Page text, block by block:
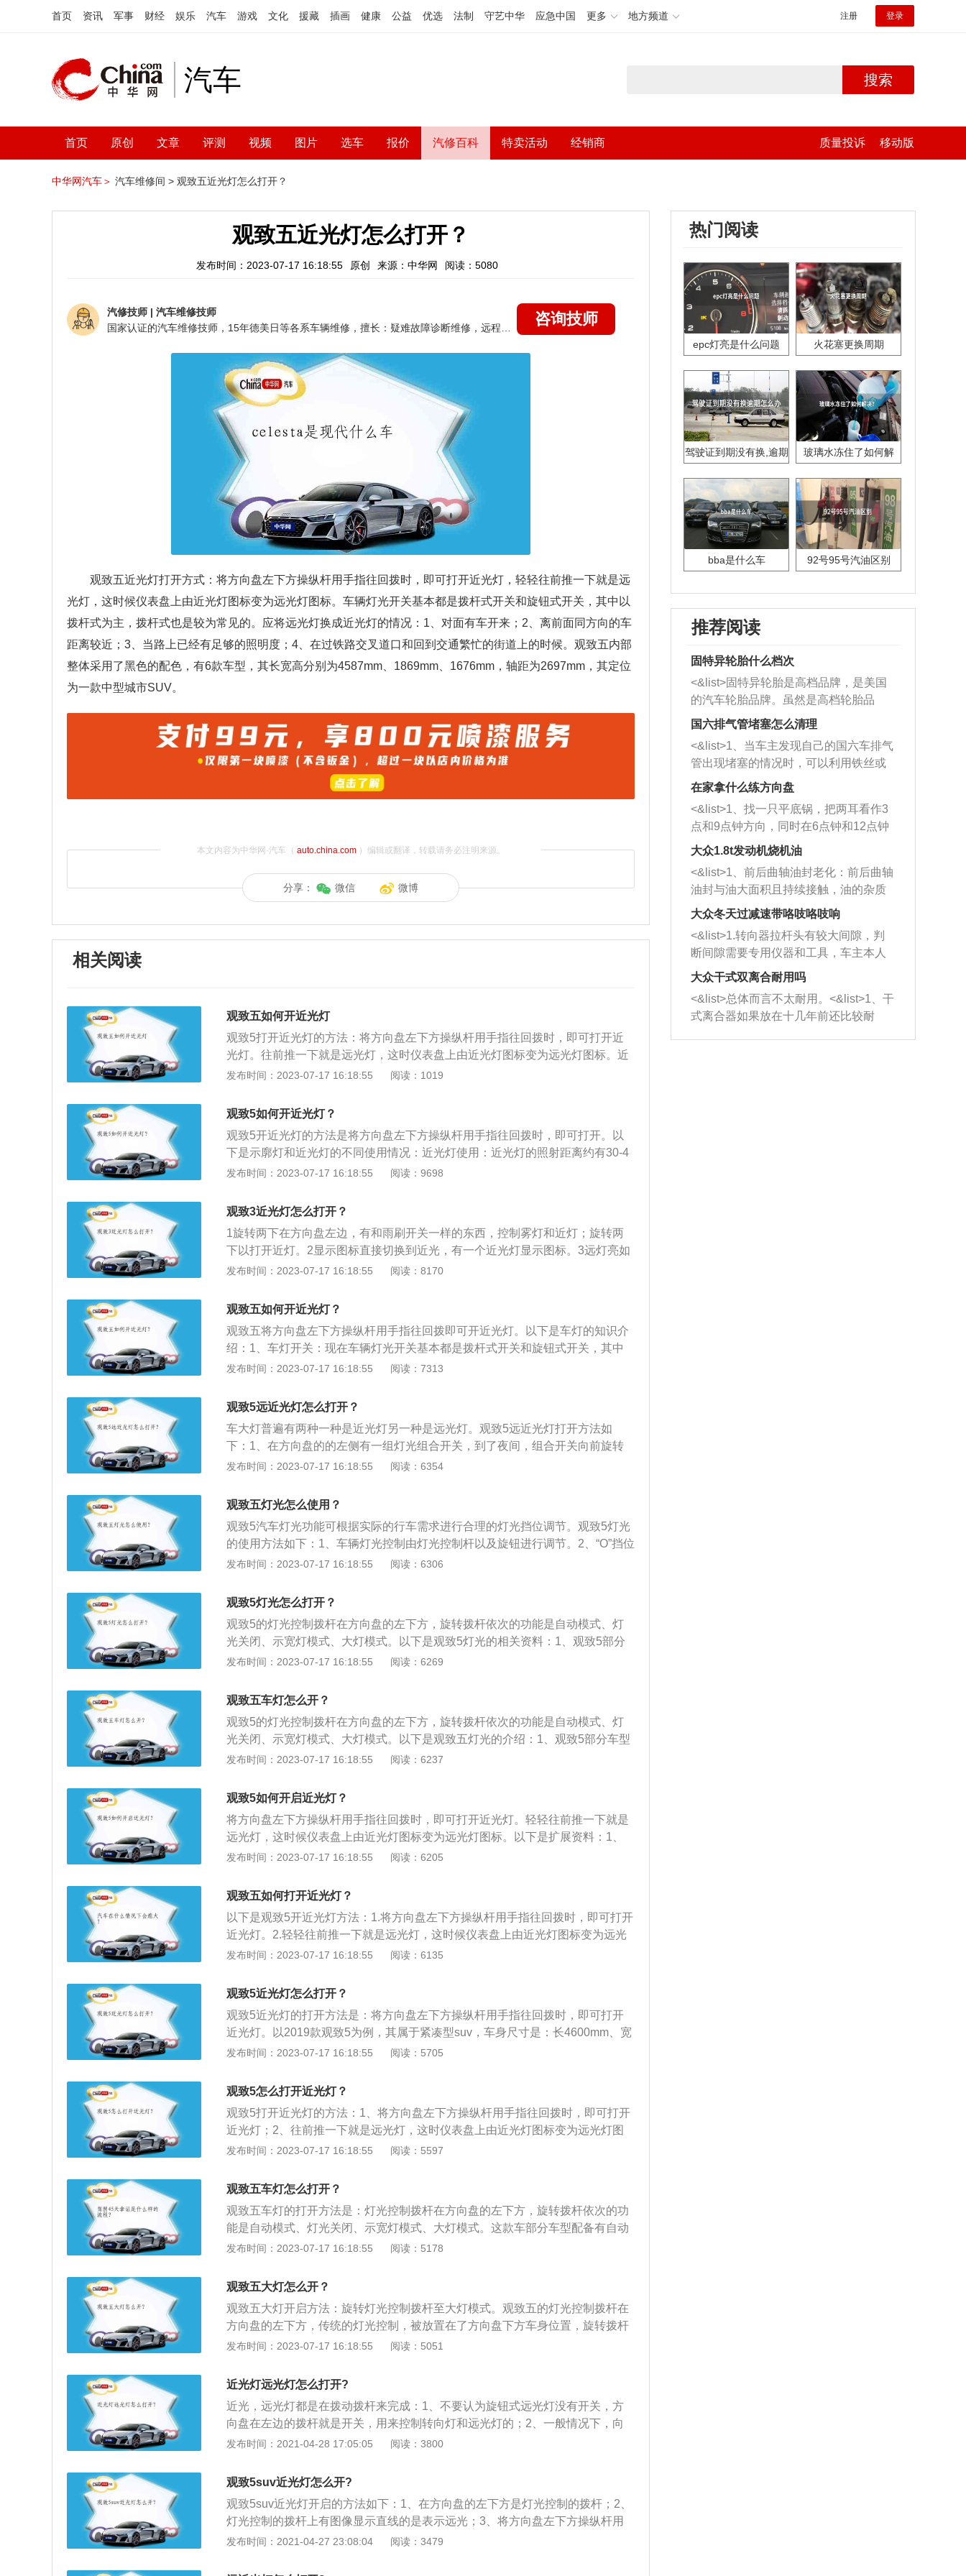
首页 资讯 军事 财经 娱乐 汽车 游戏 文化 援藏 插画 健康 公益 优选 法制 守艺中华 应急中国 更多 地方频道 注册 登录
汽车 搜索
首页 原创 文章 评测 视频 图片 选车 报价 汽修百科 特卖活动 经销商 质量投诉 移动版
中华网汽车＞ 汽车维修间 > 观致五近光灯怎么打开？
观致五近光灯怎么打开？
发布时间：2023-07-17 16:18:55 原创 来源：中华网 阅读：5080
汽修技师 | 汽车维修技师
咨询技师
观致五近光灯打开方式：将方向盘左下方操纵杆用手指往回拨时，即可打开近光灯，轻轻往前推一下就是远
光灯，这时候仪表盘上由近光灯图标变为远光灯图标。车辆灯光开关基本都是拨杆式开关和旋钮式开关，其中以
拨杆式为主，拨杆式也是较为常见的。应将远光灯换成近光灯的情况：1、对面有车开来；2、离前面同方向的车
距离较近；3、当路上已经有足够的照明度；4、在过铁路交叉道口和回到交通繁忙的街道上的时候。观致五内部
整体采用了黑色的配色，有6款车型，其长宽高分别为4587mm、1869mm、1676mm，轴距为2697mm，其定位
为一款中型城市SUV。
本文内容为中华网·汽车（ auto.china.com）编辑或翻译，转载请务必注明来源。
分享： 微信 微博
相关阅读
观致五如何开近光灯
观致5打开近光灯的方法：将方向盘左下方操纵杆用手指往回拨时，即可打开近
光灯。往前推一下就是远光灯，这时仪表盘上由近光灯图标变为远光灯图标。近
光灯就是为了近距离照明，设计要求就是照射范围大（160度），照射距离短，
台布局及方向盘造型延续观致家族式的设计风格。以下情况须打开近光灯：1、
在天黑没有路灯的地段开车。2、在傍晚天色较暗或黎明曙光初现时开车。3、如
果赶上大雾、下雪或大雨天气，视线受阻，那么即使在白天也须打开近光灯。
4、在一些路段虽然有照明设备，但亮度不够，这时也须打开近光灯。
发布时间：2023-07-17 16:18:55 阅读：1019
观致5如何开近光灯？
观致5开近光灯的方法是将方向盘左下方操纵杆用手指往回拨时，即可打开。以
下是示廓灯和近光灯的不同使用情况：近光灯使用：近光灯的照射距离约有30-4
0米左右。在没有中心隔离设施或者没有中心线的道路上，夜间会车应当在距相
光灯；机动车在夜间没有路灯、照明不良或者遇有雾、雨、雪、沙尘、冰雹等低
能见度情况下行驶时，同方向行驶的后车与前车近距离行驶时，应使用近光灯；
机动车在夜间通过急弯、坡路、拱桥、人行横道或者没有交通信号灯控制的路口
时，应当交替使用远近光灯示意；夜间车辆通过照明条件好的路段，应使用近光
灯。示廓灯使用：在雾天开车，阴雨天气开车，夜间开车，傍晚行驶时必须打开
发布时间：2023-07-17 16:18:55 阅读：9698
观致3近光灯怎么打开？
1旋转两下在方向盘左边，有和雨刷开关一样的东西，控制雾灯和近灯；旋转两
下以打开近灯。2显示图标直接切换到近光，有一个近光灯显示图标。3远灯亮如
果远灯亮，方向盘左边左转向灯控制杆向下，仪表就会显示远灯指示灯。4拨两
替。
发布时间：2023-07-17 16:18:55 阅读：8170
观致五如何开近光灯？
观致五将方向盘左下方操纵杆用手指往回拨即可开近光灯。以下是车灯的知识介
绍：1、车灯开关：现在车辆灯光开关基本都是拨杆式开关和旋钮式开关，其中
以拨杆式为主。驾驶员在夜间行车，可能自己也不确定开的是远光灯还是近光
其实很明显，近光灯图标的光线线条是朝下，而远光灯的光线线条是直直往前。
2、注意事项：不要误将远光灯当近光灯用。碰到以下几种情况，应立即将远光
灯换成近光灯。一是对面有车开来；二是离前面同方向的车距离较近；三是当路
上已经有足够的照明度；四是在过铁路交叉道口和回到交通繁忙的街道上的时
候。
发布时间：2023-07-17 16:18:55 阅读：7313
观致5远近光灯怎么打开？
车大灯普遍有两种一种是近光灯另一种是远光灯。观致5远近光灯打开方法如
下：1、在方向盘的的左侧有一组灯光组合开关，到了夜间，组合开关向前旋转
一格是打开仪表盘灯光在旋转一格是近光灯。近光灯在夜晚道路有路灯的时候打
2、在路边没有路灯或者道路笔直遥远的视线较暗的夜晚开启远光灯，再向前旋
转一格就是远光灯。
发布时间：2023-07-17 16:18:55 阅读：6354
观致五灯光怎么使用？
观致5汽车灯光功能可根据实际的行车需求进行合理的灯光挡位调节。观致5灯光
的使用方法如下：1、车辆灯光控制由灯光控制杆以及旋钮进行调节。2、“O”挡位
为关闭车辆灯光。3、旋钮调节到右侧的挡位为近光灯。4、旋钮调节到近光灯上
后雾灯。7、灯光杆向前、向后推为远光灯的使用。8、灯光杆向上、向下推为转
向灯的使用。
发布时间：2023-07-17 16:18:55 阅读：6306
观致5灯光怎么打开？
观致5的灯光控制拨杆在方向盘的左下方，旋转拨杆依次的功能是自动模式、灯
光关闭、示宽灯模式、大灯模式。以下是观致5灯光的相关资料：1、观致5部分
车型配备有自动开启大灯的功能，将大灯调整至自动模式。2、观致5的灯光控制
再拉下是后雾灯开。3、转向灯集成在外后视镜上，在即将转方向时需要提前打
发布时间：2023-07-17 16:18:55 阅读：6269
观致五车灯怎么开？
观致5的灯光控制拨杆在方向盘的左下方，旋转拨杆依次的功能是自动模式、灯
光关闭、示宽灯模式、大灯模式。以下是观致五灯光的介绍：1、观致5部分车型
配备有自动开启大灯的功能，将大灯调整至自动模式，就可以根据室外的光线自
灯光控制拨杆还集成前后雾灯开关，开启的方式是向外拉控制杆，拉一下是前雾
灯开，再拉下是后雾灯开，关闭是推进去就可以。3、转向灯集成在外后视镜
上，在即将转方向时需要提前打开转向灯。往左转向是往下拨一下灯光控制杆，
往右转向则是往上拨一下灯光控制杆。在天黑没有路灯的地段开车以及在傍晚天
色较暗或黎明曙光初现时开车，都必须打开近光灯。如果赶上大雾、下雪或大雨
发布时间：2023-07-17 16:18:55 阅读：6237
观致5如何开启近光灯？
将方向盘左下方操纵杆用手指往回拨时，即可打开近光灯。轻轻往前推一下就是
远光灯，这时候仪表盘上由近光灯图标变为远光灯图标。以下是扩展资料：1、
现在车辆灯光开关基本都是拨杆式开关和旋钮式开关，其中以拨杆式为主，也最
主可以通过仪表盘亮起的指示灯来辨别，近光灯和远光指示灯的区别其实很明
显，近光灯图标的光线线条朝下，而远光灯的光线线条直直往前。2、车主一定
要小心，不要误将远光灯当近光灯用。碰到以下几种情况，应立即将远光灯换成
近光灯。一是对面有车开来；二是离前面同方向的车距离较近；三是当路上已经
有足够的照明度；四是在过铁路交叉道口和回到交通繁忙的街道上的时候。
发布时间：2023-07-17 16:18:55 阅读：6205
观致五如何打开近光灯？
以下是观致5开近光灯方法：1.将方向盘左下方操纵杆用手指往回拨时，即可打开
近光灯。2.轻轻往前推一下就是远光灯，这时候仪表盘上由近光灯图标变为远光
灯图标。以下是相关资料：1.车辆灯光开关基本都是拨杆式开关和旋钮式开关，
远光灯还是近光灯。可以通过仪表盘亮起的指示灯来辨别，近光灯和远光指示灯
的区别其实很明显，近光灯图标的光线线条是朝下，而远光灯的光线线条是直直
往前。2.不要误将远光灯当近光灯用。碰到以下几种情况，应立即将远光灯换成
近光灯。（1）对面有车开来；（2）离前面同方向的车距离较近；（3）当路上
已经有足够的照明度；（4）在过铁路交叉道口和回到交通繁忙的街道上的时
发布时间：2023-07-17 16:18:55 阅读：6135
观致5近光灯怎么打开？
观致5近光灯的打开方法是：将方向盘左下方操纵杆用手指往回拨时，即可打开
近光灯。以2019款观致5为例，其属于紧凑型suv，车身尺寸是：长4600mm、宽
1869mm、高1658mm，轴距为2710mm，油箱容积为55l，整备质量为1580kg。
了1.6l涡轮增压发动机，最大马力是197ps，最大功率是145kw，最大扭矩是290
nm，与其匹配的是7挡双离合变速箱。
发布时间：2023-07-17 16:18:55 阅读：5705
观致5怎么打开近光灯？
观致5打开近光灯的方法：1、将方向盘左下方操纵杆用手指往回拨时，即可打开
近光灯；2、往前推一下就是远光灯，这时仪表盘上由近光灯图标变为远光灯图
标。近光灯就是为了近距离照明，设计要求就是照射范围大（160度），照射距
其中控台布局及方向盘造型延续观致家族式的设计风格。在车身尺寸方面，观致
5的长宽高分别为4587mm、1869mm、1676mm。
发布时间：2023-07-17 16:18:55 阅读：5597
观致五车灯怎么打开？
观致五车灯的打开方法是：灯光控制拨杆在方向盘的左下方，旋转拨杆依次的功
能是自动模式、灯光关闭、示宽灯模式、大灯模式。这款车部分车型配备有自动
开启大灯的功能，将大灯调整至自动模式，就可以根据室外的光线自动开启和关
的前脸采用了观致家族式设计，前大灯造型较为犀利，并在内部融入了LED光
源，车尾造型饱满，尾灯组设计具有典型的观致车型设计风格，双边共两出的排
气布局也为整车增加了运动感。
发布时间：2023-07-17 16:18:55 阅读：5178
观致五大灯怎么开？
观致五大灯开启方法：旋转灯光控制拨杆至大灯模式。观致五的灯光控制拨杆在
方向盘的左下方，传统的灯光控制，被放置在了方向盘下方车身位置，旋转拨杆
依次的功能是自动模式、灯光关闭、小灯模式、大灯模式。外观方面，观致五的
车尾部分，新车车尾造型饱满，其尾灯组设计具有典型的观致车型设计风格，而
双边共两出的排气布局也为整车增加了运动感。
发布时间：2023-07-17 16:18:55 阅读：5051
近光灯远光灯怎么打开?
近光，远光灯都是在拨动拨杆来完成：1、不要认为旋钮式远光灯没有开关，方
向盘在左边的拨杆就是开关，用来控制转向灯和远光灯的；2、一般情况下，向
发动机舱位置拨动开关，远灯一直开启，拨回停止，远光灯熄灭，恢复近光灯；
器，这通常用来提醒对面车道车辆，即近距离和远交变的灯。
发布时间：2021-04-28 17:05:05 阅读：3800
观致5suv近光灯怎么开?
观致5suv近光灯开启的方法如下：1、在方向盘的左下方是灯光控制的拨杆；2、
灯光控制的拨杆上有图像显示直线的是表示远光；3、将方向盘左下方操纵杆用
指背轻轻往前推一下就是远光灯，当把操纵杆往回拨时，仪表盘上就会显示已经
性，不同的车身构造，不同的驱动系统……这些不同点的核心终归体现在车辆不
发布时间：2021-04-27 23:08:04 阅读：3479
热门阅读
epc灯亮是什么问题 火花塞更换周期
驾驶证到期没有换,逾期
玻璃水冻住了如何解
bba是什么车 92号95号汽油区别
推荐阅读
固特异轮胎什么档次
<&list>固特异轮胎是高档品牌，是美国
的汽车轮胎品牌。虽然是高档轮胎品
牌，但是中高低端的轮胎都有生产，这
也是为了更好的开拓市场。
国六排气管堵塞怎么清理
<&list>1、当车主发现自己的国六车排气
管出现堵塞的情况时，可以利用铁丝或
者是细棍，直接将杂物给取出来，如果
堵塞情况比较严重，也可以采取应急措
施。 <&list>2、直接利用木棍将所有的
杂物推到排气管里面的位置处，然后将
三元催化器拆解开，就可以将堵塞的东
西取出来。但如果是因为积碳过多引起
的堵塞，就需要将三元催化器泡在草酸
洗剂对堵塞的情况得到解决，将清洗剂
放在燃油箱中，与燃油混合后，车辆启
动时，就可以和汽油一起进入到燃烧
室，最后形成废气排出，就可以让三元
催化器得到清洗，排气管堵塞的情况就
能够得到解决。
在家拿什么练方向盘
<&list>1、找一只平底锅，把两耳看作3
点和9点钟方向，同时在6点钟和12点钟
方向做一个标记。 <&list>2、双手握住
一圈半的练习，往右同样也要打相同的
圈数。 <&list>3、最后强调要反复练
习，这样就可以形成肌肉记忆，在真实
驾驶车辆时，不需要记忆也能打好方
向。
大众1.8t发动机烧机油
<&list>1、前后曲轴油封老化：前后曲轴
油封与油大面积且持续接触，油的杂质
和发动机内持续温度变化使其密封效果
逐渐减弱，导致渗油或漏油。<&list>2、
活塞间隙过大：积碳会使活塞环与缸体
的间隙扩大，导致机油流入燃烧室中，
造成烧机油。<&list>3、机油粘度。使用
机油粘度过小的话，同样会有烧机油现
象，机油粘度过小具有很好的流动性，
大众冬天过减速带咯吱咯吱响
<&list>1.转向器拉杆头有较大间隙，判
断间隙需要专用仪器和工具，车主本人
无法制作，需要将车辆送到修理厂或4s
店；<&list>2.车辆半轴套管防尘罩破
裂，破裂后会出现漏油现象，使半轴磨
损严重，磨损的半轴容易损坏，产生异
响；<&list>3.稳定器的转向胶套和球头
大众干式双离合耐用吗
<&list>总体而言不太耐用。<&list>1、干
式离合器如果放在十几年前还比较耐